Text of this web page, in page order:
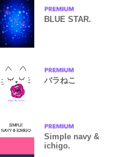
BLUE STAR.
バラねこ
Simple navy &
ichigo.